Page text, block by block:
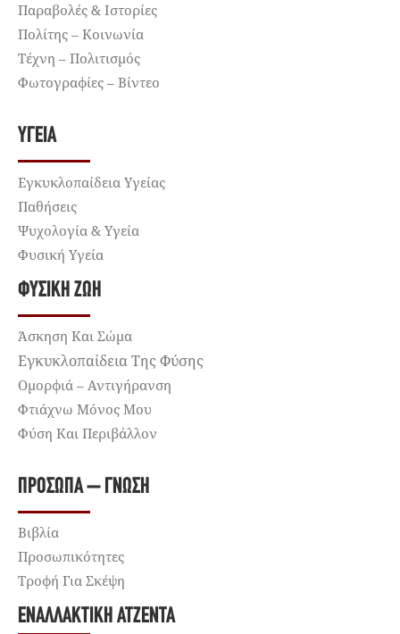
Παραβολές & Ιστορίες
Πολίτης – Κοινωνία
Τέχνη – Πολιτισμός
Φωτογραφίες – Βίντεο
ΥΓΕΊΑ
Εγκυκλοπαίδεια Υγείας
Παθήσεις
Ψυχολογία & Υγεία
Φυσική Υγεία
ΦΥΣΙΚΉ ΖΩΉ
Άσκηση Και Σώμα
Εγκυκλοπαίδεια Της Φύσης
Ομορφιά – Αντιγήρανση
Φτιάχνω Μόνος Μου
Φύση Και Περιβάλλον
ΠΡΌΣΩΠΑ – ΓΝΏΣΗ
Βιβλία
Προσωπικότητες
Τροφή Για Σκέψη
ΕΝΑΛΛΑΚΤΙΚΉ ΑΤΖΈΝΤΑ